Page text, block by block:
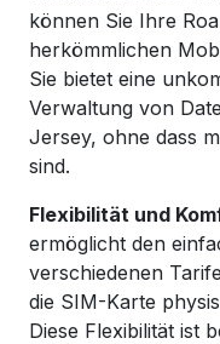
können Sie Ihre
herkömmlichen
Sie bietet eine
Verwaltung von
Jersey, ohne dass
sind.
Flexibilität und
ermöglicht den
verschiedenen
die SIM-Karte
Diese Flexibilität ist